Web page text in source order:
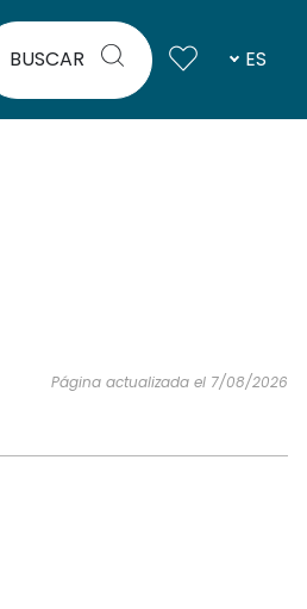
BUSCAR ES
Página actualizada el 7/08/2026